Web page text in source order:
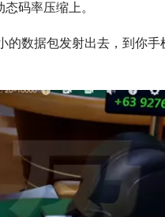
码率压缩上。
的数据包发射出去，到你手